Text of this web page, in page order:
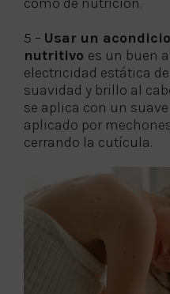
5 – Usar un
nutritivo es un buen
electricidad estática
suavidad y brillo al
se aplica con un
aplicado por
cerrando la cutícula.